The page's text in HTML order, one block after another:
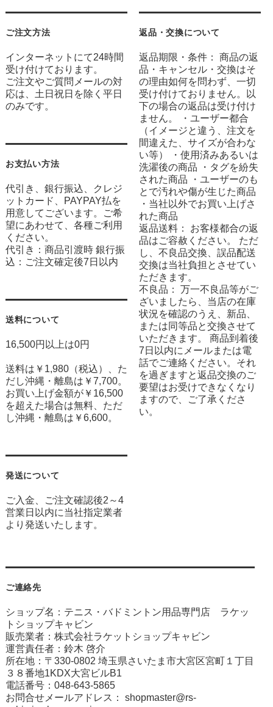
ご注文方法
インターネットにて24時間
受け付けております。
ご注文やご質問メールの対
応は、土日祝日を除く平日
のみです。
お支払い方法
代引き、銀行振込、クレジ
ットカード、PAYPAY払を
用意してございます。ご希
望にあわせて、各種ご利用
ください。
代引き：商品引渡時 銀行振
込：ご注文確定後7日以内
送料について
16,500円以上は0円
送料は￥1,980（税込）、た
だし沖縄・離島は￥7,700。
お買い上げ金額が￥16,500
を超えた場合は無料、ただ
し沖縄・離島は￥6,600。
発送について
ご入金、ご注文確認後2～4
営業日以内に当社指定業者
より発送いたします。
返品・交換について
返品期限・条件： 商品の返
品・キャンセル・交換はそ
の理由如何を問わず、一切
受け付けておりません。以
下の場合の返品は受け付け
ません。 ・ユーザー都合
（イメージと違う、注文を
間違えた、サイズが合わな
い等） ・使用済みあるいは
洗濯後の商品 ・タグを紛失
された商品 ・ユーザーのも
とで汚れや傷が生じた商品
・当社以外でお買い上げさ
れた商品
返品送料： お客様都合の返
品はご容赦ください。 ただ
し、不良品交換、誤品配送
交換は当社負担とさせてい
ただきます。
不良品： 万一不良品等がご
ざいましたら、当店の在庫
状況を確認のうえ、新品、
または同等品と交換させて
いただきます。 商品到着後
7日以内にメールまたは電
話でご連絡ください。それ
を過ぎますと返品交換のご
要望はお受けできなくなり
ますので、ご了承くださ
い。
ご連絡先
ショップ名：テニス・バドミントン用品専門店 ラケッ
トショップキャビン
販売業者：株式会社ラケットショップキャビン
運営責任者：鈴木 啓介
所在地：〒330-0802 埼玉県さいたま市大宮区宮町１丁目
３８番地1KDX大宮ビルB1
電話番号：048-643-5865
お問合せメールアドレス： shopmaster@rs-